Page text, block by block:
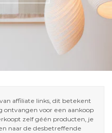
affiliate links, dit betekent
voor een aankoop
zelf géén producten, je
naar de desbetreffende